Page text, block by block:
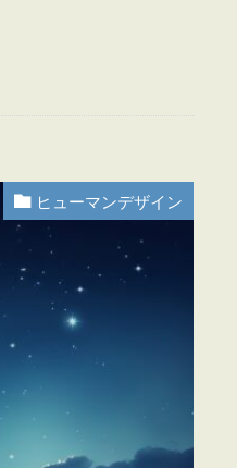
ヒューマンデザイン